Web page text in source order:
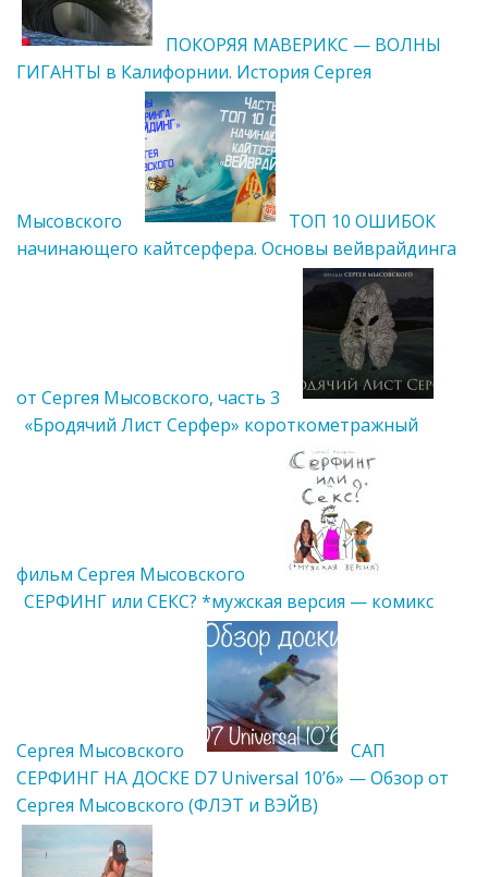
ПОКОРЯЯ МАВЕРИКС — ВОЛНЫ
ГИГАНТЫ в Калифорнии. История Сергея
Мысовского
ТОП 10 ОШИБОК
начинающего кайтсерфера. Основы вейврайдинга
от Сергея Мысовского, часть 3
«Бродячий Лист Серфер» короткометражный
фильм Сергея Мысовского
СЕРФИНГ или СЕКС? *мужская версия — комикс
Сергея Мысовского
САП
СЕРФИНГ НА ДОСКЕ D7 Universal 10’6» — Обзор от
Сергея Мысовского (ФЛЭТ и ВЭЙВ)